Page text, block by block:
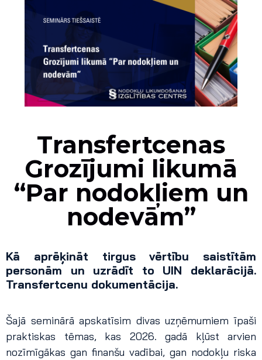
Transfertcenas
Grozījumi likumā
“Par nodokļiem un
nodevām”
Kā aprēķināt tirgus vērtību saistītām
personām un uzrādīt to UIN deklarācijā.
Transfertcenu dokumentācija.
Šajā seminārā apskatīsim divas uzņēmumiem īpaši
praktiskas tēmas, kas 2026. gadā kļūst arvien
nozīmīgākas gan finanšu vadībai, gan nodokļu riska